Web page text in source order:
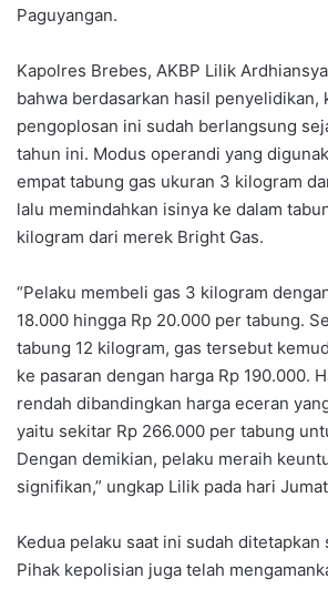
Paguyangan.
Kapolres Brebes, AKBP Lilik
bahwa berdasarkan hasil penyelidikan,
pengoplosan ini sudah berlangsung
tahun ini. Modus operandi yang
empat tabung gas ukuran 3 kilogram
lalu memindahkan isinya ke dalam
kilogram dari merek Bright Gas.
“Pelaku membeli gas 3 kilogram
18.000 hingga Rp 20.000 per tabung.
tabung 12 kilogram, gas tersebut
ke pasaran dengan harga Rp 190.000.
rendah dibandingkan harga eceran
yaitu sekitar Rp 266.000 per tabung
Dengan demikian, pelaku meraih
signifikan,” ungkap Lilik pada hari
Kedua pelaku saat ini sudah ditetapkan
Pihak kepolisian juga telah